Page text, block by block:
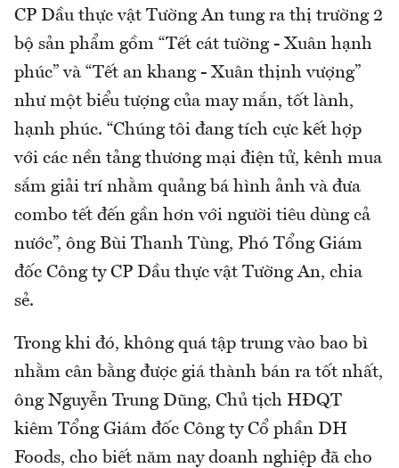
CP Dầu thực vật Tường An tung ra thị trường 2
bộ sản phẩm gồm “Tết cát tường - Xuân hạnh
phúc” và “Tết an khang - Xuân thịnh vượng”
như một biểu tượng của may mắn, tốt lành,
hạnh phúc. “Chúng tôi đang tích cực kết hợp
với các nền tảng thương mại điện tử, kênh mua
sắm giải trí nhằm quảng bá hình ảnh và đưa
combo tết đến gần hơn với người tiêu dùng cả
nước”, ông Bùi Thanh Tùng, Phó Tổng Giám
đốc Công ty CP Dầu thực vật Tường An, chia
sẻ.
Trong khi đó, không quá tập trung vào bao bì
nhằm cân bằng được giá thành bán ra tốt nhất,
ông Nguyễn Trung Dũng, Chủ tịch HĐQT
kiêm Tổng Giám đốc Công ty Cổ phần DH
Foods, cho biết năm nay doanh nghiệp đã cho